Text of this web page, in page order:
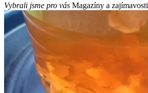
Vybrali jsme pro vás Magazíny a zajímavosti